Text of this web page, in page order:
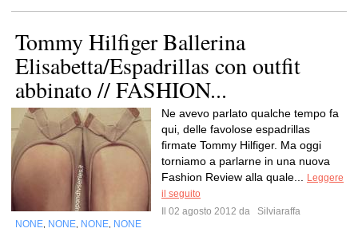
Tommy Hilfiger Ballerina
Elisabetta/Espadrillas con outfit
abbinato // FASHION...
Ne avevo parlato qualche tempo fa
qui, delle favolose espadrillas
firmate Tommy Hilfiger. Ma oggi
torniamo a parlarne in una nuova
Fashion Review alla quale...
Leggere
il seguito
Il 02 agosto 2012 da
Silviaraffa
NONE NONE NONE NONE